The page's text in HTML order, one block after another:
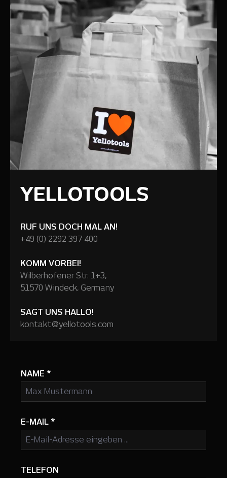
YELLOTOOLS
RUF UNS DOCH MAL AN!
+49 (0) 2292 397 400
KOMM VORBEI!
Wilberhofener Str. 1+3,
51570 Windeck, Germany
SAGT UNS HALLO!
kontakt@yellotools.com
NAME *
E-MAIL *
TELEFON